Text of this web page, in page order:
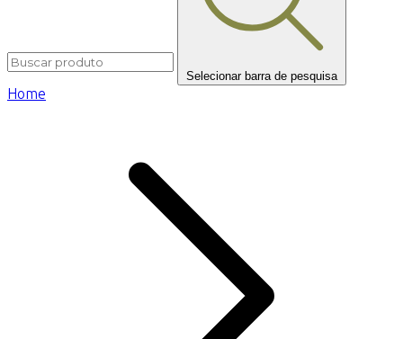
Selecionar barra de pesquisa
Home